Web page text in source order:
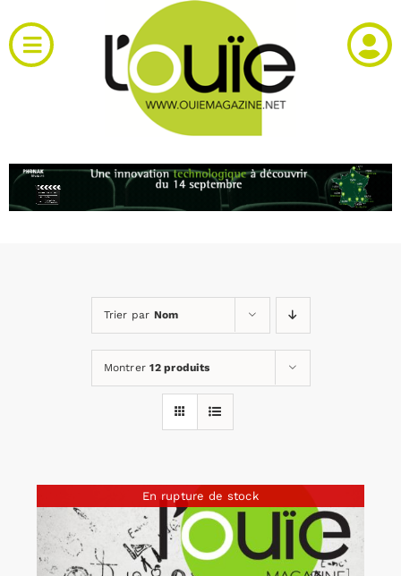
au
contenu
Toggle
Navigation
RH et emploi
Annonces emploi
Trier par Nom
Montrer12 produits
En rupture de stock